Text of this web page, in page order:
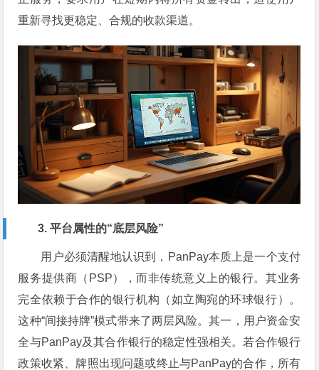
重新寻找更稳定、合规的收款渠道。
3. 平台属性的“底层风险”
用户必须清醒地认识到，PanPay本质上是一个支付
服务提供商（PSP），而非传统意义上的银行。其业务
完全依赖于合作的银行机构（如立陶宛的环球银行）。
这种“间接持牌”模式带来了两层风险。其一，用户资金安
全与PanPay及其合作银行的稳定性强相关。若合作银行
政策收紧、牌照出现问题或终止与PanPay的合作，所有